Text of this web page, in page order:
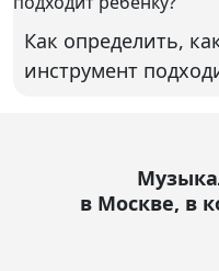
Как определить,
инструмент
в Москве, в